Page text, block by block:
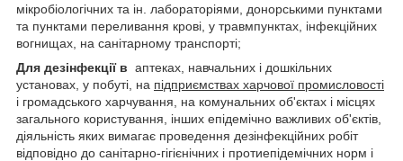
мікробіологічних та ін. лабораторіями, донорськими пунктами
та пунктами переливання крові, у травмпунктах, інфекційних
вогнищах, на санітарному транспорті;
Для дезінфекції в аптеках, навчальних і дошкільних
установах, у побуті, на підприємствах харчової промисловості
і громадського харчування, на комунальних об'єктах і місцях
загального користування, інших епідемічно важливих об'єктів,
діяльність яких вимагає проведення дезінфекційних робіт
відповідно до санітарно-гігієнічних і протиепідемічних норм і